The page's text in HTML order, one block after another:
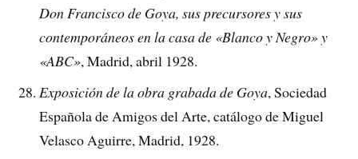
Don Francisco de Goya, sus precursores y sus
contemporáneos en la casa de «Blanco y Negro» y
«ABC», Madrid, abril 1928.
Exposición de la obra grabada de Goya, Sociedad
Española de Amigos del Arte, catálogo de Miguel
Velasco Aguirre, Madrid, 1928.